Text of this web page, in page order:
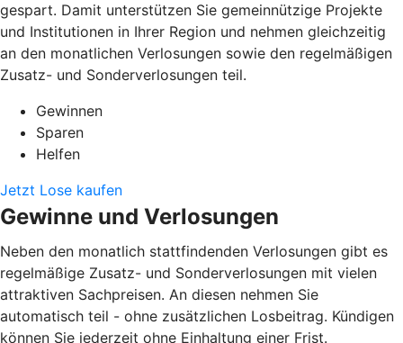
gespart. Damit unterstützen Sie gemeinnützige Projekte
und Institutionen in Ihrer Region und nehmen gleichzeitig
an den monatlichen Verlosungen sowie den regelmäßigen
Zusatz- und Sonderverlosungen teil.
Gewinnen
Sparen
Helfen
Jetzt Lose kaufen
Gewinne und Verlosungen
Neben den monatlich stattfindenden Verlosungen gibt es
regelmäßige Zusatz- und Sonderverlosungen mit vielen
attraktiven Sachpreisen. An diesen nehmen Sie
automatisch teil - ohne zusätzlichen Losbeitrag. Kündigen
können Sie jederzeit ohne Einhaltung einer Frist.